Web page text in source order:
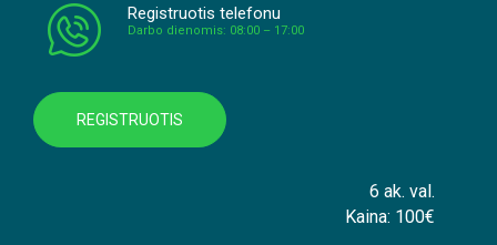
Registruotis telefonu
Darbo dienomis: 08:00 – 17:00
REGISTRUOTIS
6 ak. val.
Kaina: 100€